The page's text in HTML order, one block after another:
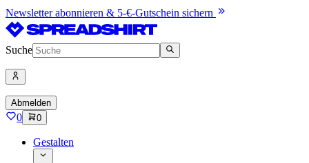
Newsletter abonnieren & 5-€-Gutschein sichern
Suche
Abmelden
0 0
Gestalten